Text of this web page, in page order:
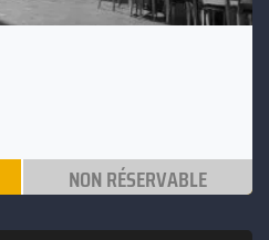
NON RÉSERVABLE